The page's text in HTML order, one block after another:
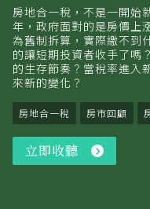
房地合一稅，不是一開始
年，政府面對的是房價上
為舊制拆算，實際繳不到
的讓短期投資者收手了嗎
的生存節奏？當稅率進入
來新的變化？
房地合一稅 房市回顧
立即收聽
即